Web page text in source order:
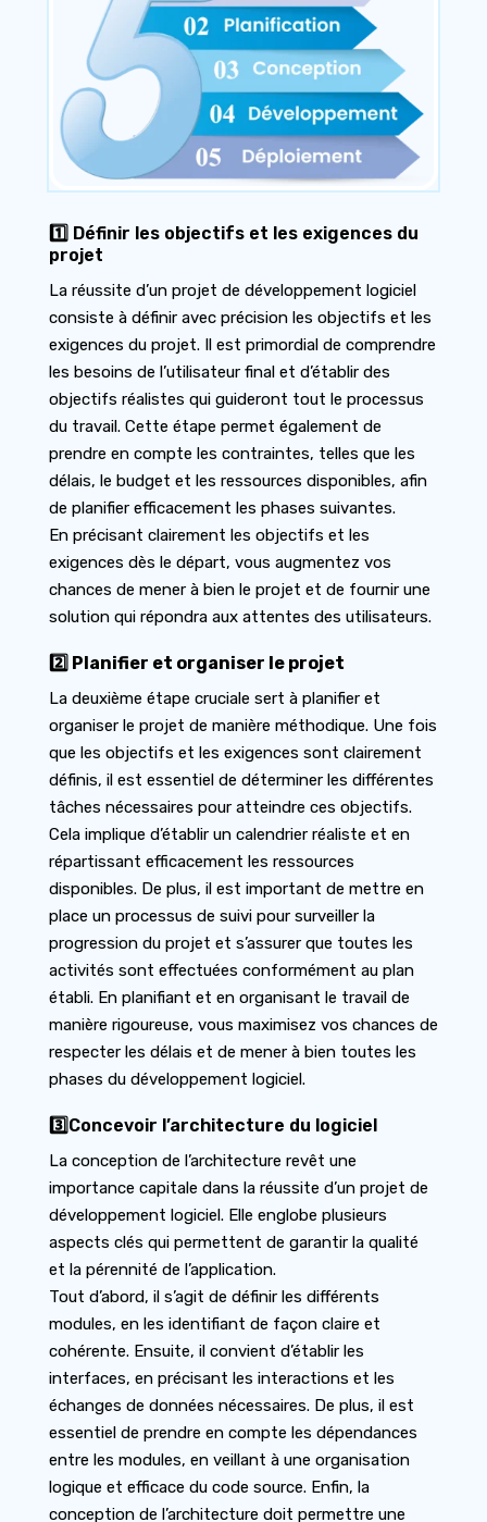
1️⃣ Définir les objectifs et les exigences du
projet
La réussite d’un projet de développement logiciel
consiste à définir avec précision les objectifs et les
exigences du projet. Il est primordial de comprendre
les besoins de l’utilisateur final et d’établir des
objectifs réalistes qui guideront tout le processus
du travail. Cette étape permet également de
prendre en compte les contraintes, telles que les
délais, le budget et les ressources disponibles, afin
de planifier efficacement les phases suivantes.
En précisant clairement les objectifs et les
exigences dès le départ, vous augmentez vos
chances de mener à bien le projet et de fournir une
solution qui répondra aux attentes des utilisateurs.
2️⃣ Planifier et organiser le projet
La deuxième étape cruciale sert à planifier et
organiser le projet de manière méthodique. Une fois
que les objectifs et les exigences sont clairement
définis, il est essentiel de déterminer les différentes
tâches nécessaires pour atteindre ces objectifs.
Cela implique d’établir un calendrier réaliste et en
répartissant efficacement les ressources
disponibles. De plus, il est important de mettre en
place un processus de suivi pour surveiller la
progression du projet et s’assurer que toutes les
activités sont effectuées conformément au plan
établi. En planifiant et en organisant le travail de
manière rigoureuse, vous maximisez vos chances de
respecter les délais et de mener à bien toutes les
phases du développement logiciel.
3️⃣Concevoir l’architecture du logiciel
La conception de l’architecture revêt une
importance capitale dans la réussite d’un projet de
développement logiciel. Elle englobe plusieurs
aspects clés qui permettent de garantir la qualité
et la pérennité de l’application.
Tout d’abord, il s’agit de définir les différents
modules, en les identifiant de façon claire et
cohérente. Ensuite, il convient d’établir les
interfaces, en précisant les interactions et les
échanges de données nécessaires. De plus, il est
essentiel de prendre en compte les dépendances
entre les modules, en veillant à une organisation
logique et efficace du code source. Enfin, la
conception de l’architecture doit permettre une